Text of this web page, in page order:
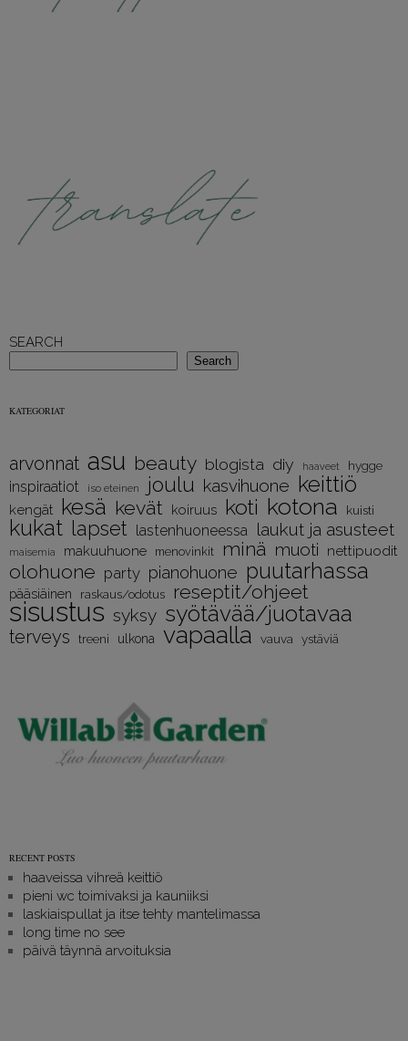
SEARCH
Search
KATEGORIAT
arvonnat asu beauty blogista diy haaveet hygge
inspiraatiot iso eteinen joulu kasvihuone keittiö
kengät kesä kevät koiruus koti kotona kuisti
kukat lapset lastenhuoneessa laukut ja asusteet
maisemia makuuhuone menovinkit minä muoti nettipuodit
olohuone party pianohuone puutarhassa
pääsiäinen raskaus/odotus reseptit/ohjeet
sisustus syksy syötävää/juotavaa
terveys treeni ulkona vapaalla vauva ystäviä
RECENT POSTS
haaveissa vihreä keittiö
pieni wc toimivaksi ja kauniiksi
laskiaispullat ja itse tehty mantelimassa
long time no see
päivä täynnä arvoituksia